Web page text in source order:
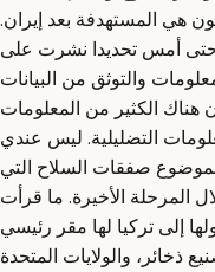
هي المستهدفة بعد إيران.
حتى أمس تحديدا نشرت على
والتوثق من البيانات
هناك الكثير من المعلومات
التضليلية. ليس عندي
صفقات السلاح التي
المرحلة الأخيرة. ما قرأت
إلى تركيا لها مقر رئيسي
ذخائر، والولايات المتحدة